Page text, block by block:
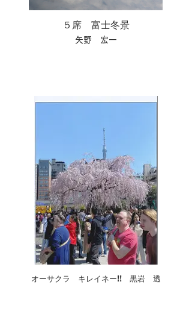
５席 富士冬景
矢野 宏一
オーサクラ キレイネー!! 黒岩 透